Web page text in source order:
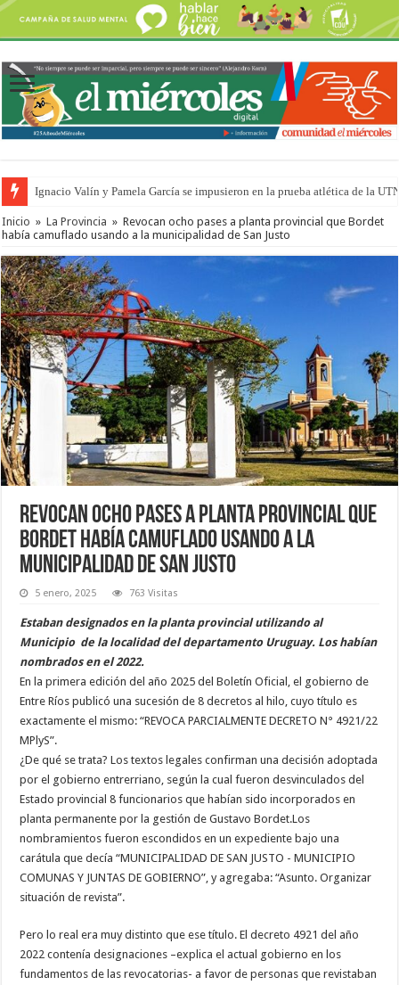
Ignacio Valín y Pamela García se impusieron en la prueba atlética de la
Inicio » La Provincia » Revocan ocho pases a planta provincial que Bordet
había camuflado usando a la municipalidad de San Justo
Revocan ocho pases a planta provincial que
Bordet había camuflado usando a la
municipalidad de San Justo
5 enero, 2025 763 Visitas
Estaban designados en la planta provincial utilizando al
Municipio de la localidad del departamento Uruguay. Los habían
nombrados en el 2022.
En la primera edición del año 2025 del Boletín Oficial, el gobierno de
Entre Ríos publicó una sucesión de 8 decretos al hilo, cuyo título es
exactamente el mismo: “REVOCA PARCIALMENTE DECRETO N° 4921/22
MPlyS”.
¿De qué se trata? Los textos legales confirman una decisión adoptada
por el gobierno entrerriano, según la cual fueron desvinculados del
Estado provincial 8 funcionarios que habían sido incorporados en
planta permanente por la gestión de Gustavo Bordet.Los
nombramientos fueron escondidos en un expediente bajo una
carátula que decía “MUNICIPALIDAD DE SAN JUSTO - MUNICIPIO
COMUNAS Y JUNTAS DE GOBIERNO”, y agregaba: “Asunto. Organizar
situación de revista”.
Pero lo real era muy distinto que ese título. El decreto 4921 del año
2022 contenía designaciones –explica el actual gobierno en los
fundamentos de las revocatorias- a favor de personas que revistaban